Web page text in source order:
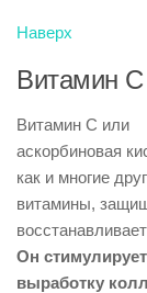
Наверх
Витамин
Витамин С или
аскорбиновая
как и многие
витамины,
Он стимулирует
выработку